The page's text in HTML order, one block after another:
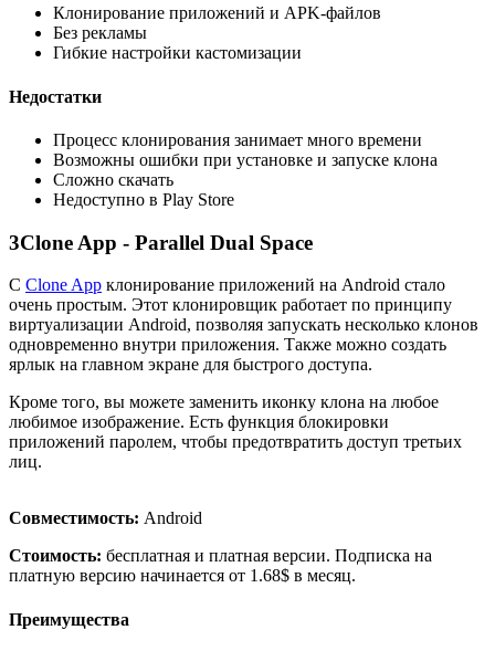
Клонирование приложений и APK-файлов
Без рекламы
Гибкие настройки кастомизации
Недостатки
Процесс клонирования занимает много времени
Возможны ошибки при установке и запуске клона
Сложно скачать
Недоступно в Play Store
3Clone App - Parallel Dual Space
С Clone App клонирование приложений на Android стало
очень простым. Этот клонировщик работает по принципу
виртуализации Android, позволяя запускать несколько клонов
одновременно внутри приложения. Также можно создать
ярлык на главном экране для быстрого доступа.
Кроме того, вы можете заменить иконку клона на любое
любимое изображение. Есть функция блокировки
приложений паролем, чтобы предотвратить доступ третьих
лиц.
Совместимость: Android
Стоимость: бесплатная и платная версии. Подписка на
платную версию начинается от 1.68$ в месяц.
Преимущества